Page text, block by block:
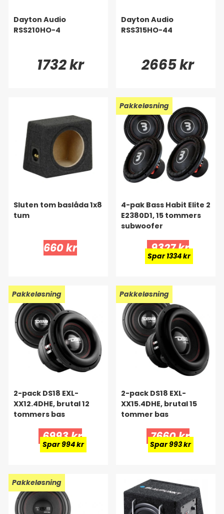
Dayton Audio
RSS210HO-4
1732 kr
Dayton Audio
RSS315HO-44
2665 kr
Sluten tom baslåda 1x8
tum
660 kr
Pakkeløsning
4-pak Bass Habit Elite 2
E2380D1, 15 tommers
subwoofer
9327 kr
Spar 1334 kr
Pakkeløsning
2-pack DS18 EXL-
XX12.4DHE, brutal 12
tommers bas
6993 kr
Spar 994 kr
Pakkeløsning
2-pack DS18 EXL-
XX15.4DHE, brutal 15
tommer bas
7660 kr
Spar 993 kr
Pakkeløsning